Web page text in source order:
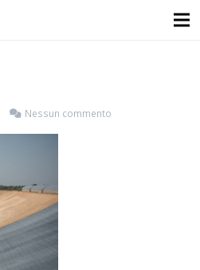
Nessun commento